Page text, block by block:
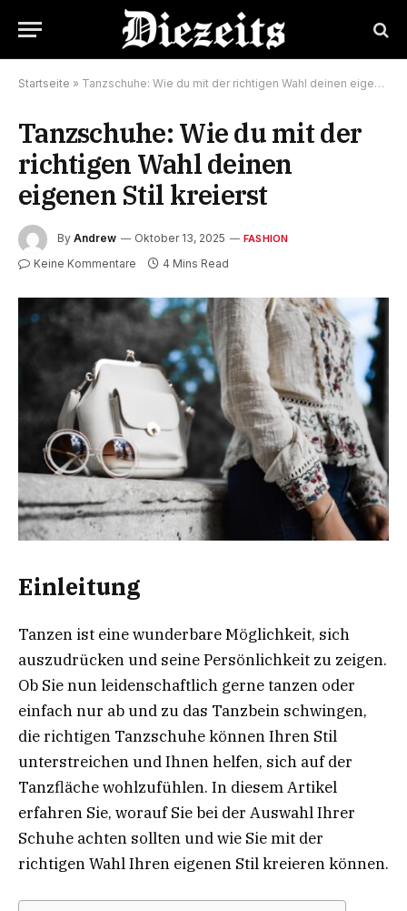
Startseite » Tanzschuhe: Wie du mit der richtigen Wahl deinen eigenen Stil kreierst
Tanzschuhe: Wie du mit der
richtigen Wahl deinen
eigenen Stil kreierst
By Andrew Oktober 13, 2025 FASHION
Keine Kommentare 4 Mins Read
Einleitung
Tanzen ist eine wunderbare Möglichkeit, sich
auszudrücken und seine Persönlichkeit zu zeigen.
Ob Sie nun leidenschaftlich gerne tanzen oder
einfach nur ab und zu das Tanzbein schwingen,
die richtigen Tanzschuhe können Ihren Stil
unterstreichen und Ihnen helfen, sich auf der
Tanzfläche wohlzufühlen. In diesem Artikel
erfahren Sie, worauf Sie bei der Auswahl Ihrer
Schuhe achten sollten und wie Sie mit der
richtigen Wahl Ihren eigenen Stil kreieren können.